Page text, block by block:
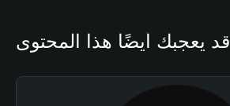
قد يعجبك أيضًا هذا المحتوى